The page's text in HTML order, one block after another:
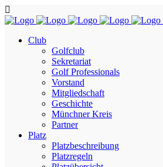
Club
Golfclub
Sekretariat
Golf Professionals
Vorstand
Mitgliedschaft
Geschichte
Münchner Kreis
Partner
Platz
Platzbeschreibung
Platzregeln